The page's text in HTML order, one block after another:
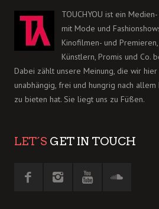
TOUCHYOU ist ein
mit Mode und
Kinofilmen- und
Künstlern, Promis und Co.
Dabei zählt unsere Meinung, die wir
unabhängig, frei und hungrig nach allem
zu bieten hat. Sie liegt uns zu Füßen.
LET´S GET IN TOUCH